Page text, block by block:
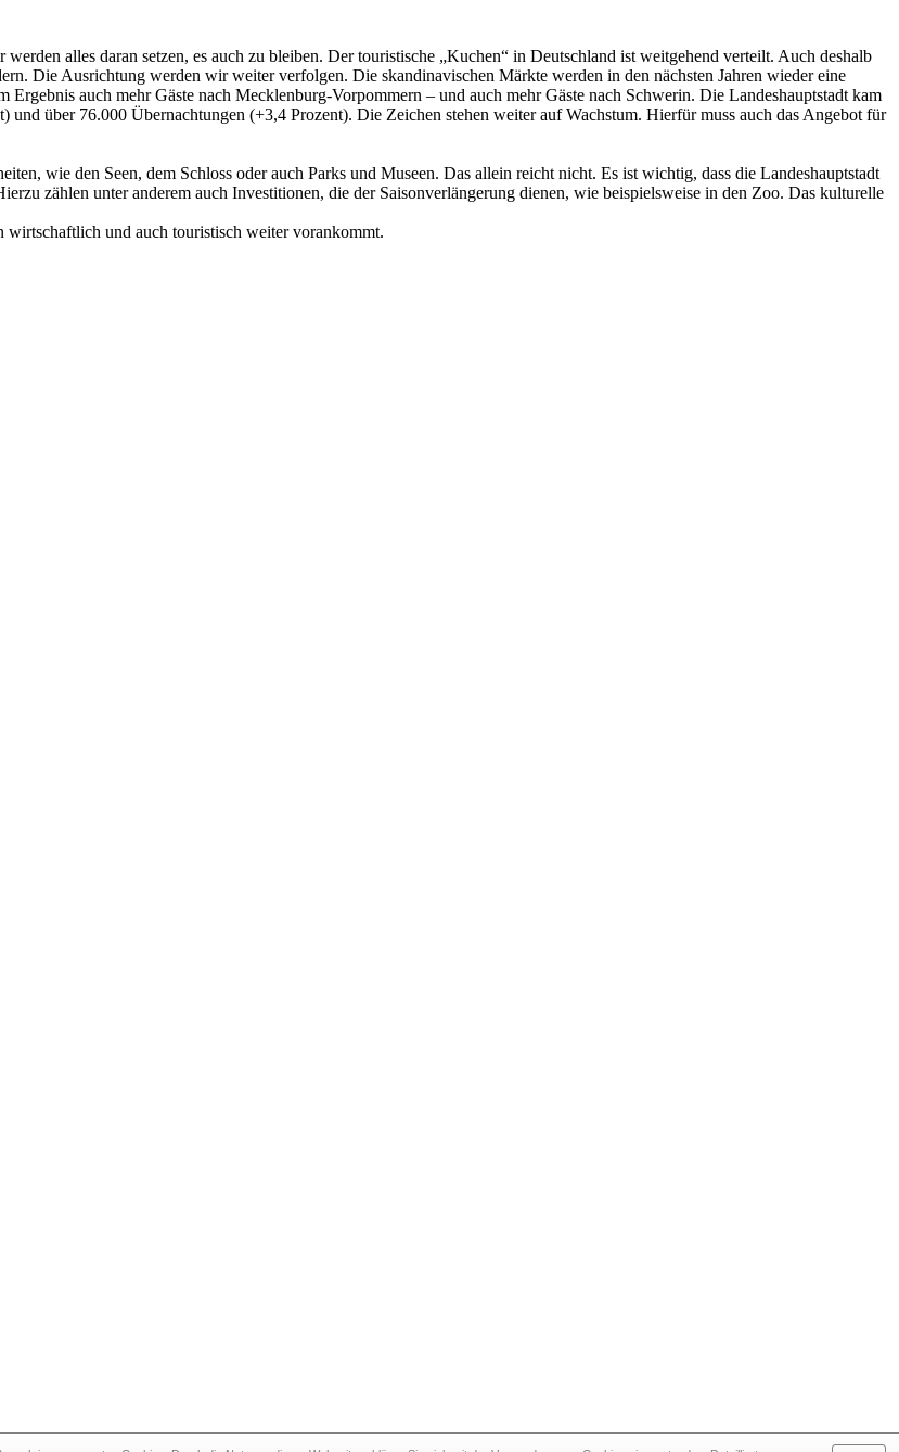
alles daran setzen, es auch zu bleiben. Der touristische „Kuchen“ in Deutschland ist weitgehend verteilt. Auch deshalb
Die Ausrichtung werden wir weiter verfolgen. Die skandinavischen Märkte werden in den nächsten Jahren wieder eine
auch mehr Gäste nach Mecklenburg-Vorpommern – und auch mehr Gäste nach Schwerin. Die Landeshauptstadt kam
über 76.000 Übernachtungen (+3,4 Prozent). Die Zeichen stehen weiter auf Wachstum. Hierfür muss auch das Angebot für
wie den Seen, dem Schloss oder auch Parks und Museen. Das allein reicht nicht. Es ist wichtig, dass die Landeshauptstadt
zählen unter anderem auch Investitionen, die der Saisonverlängerung dienen, wie beispielsweise in den Zoo. Das kulturelle
wirtschaftlich und auch touristisch weiter vorankommt.